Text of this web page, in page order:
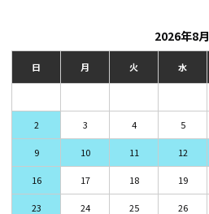
2026年8月
日 月 火 水
2 3 4 5
9 10 11 12
16 17 18 19
23 24 25 26